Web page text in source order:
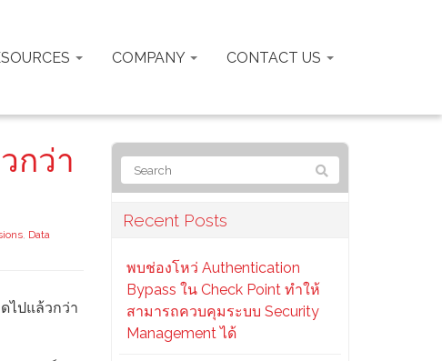
COMPANY CONTACT US
กว่า
, Data
ไปแล้วกว่า
Recent Posts
พบช่องโหว่ Authentication
Bypass ใน Check Point ทำให้
สามารถควบคุมระบบ Security
Management ได้